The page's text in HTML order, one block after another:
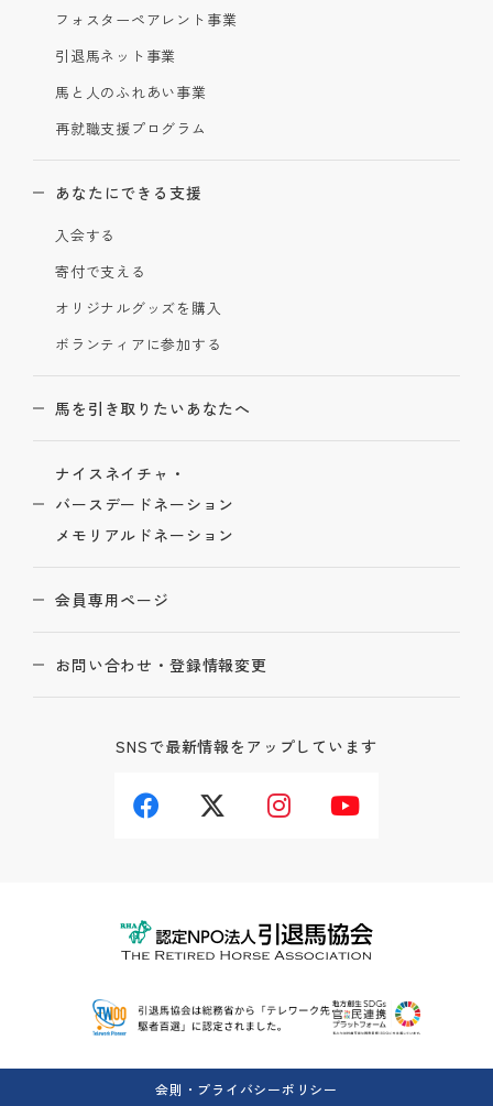
フォスターペアレント事業
引退馬ネット事業
馬と人のふれあい事業
再就職支援プログラム
あなたにできる支援
入会する
寄付で支える
オリジナルグッズを購入
ボランティアに参加する
馬を引き取りたいあなたへ
ナイスネイチャ・
バースデードネーション
メモリアルドネーション
会員専用ページ
お問い合わせ・登録情報変更
SNSで最新情報をアップしています
会則・プライバシーポリシー